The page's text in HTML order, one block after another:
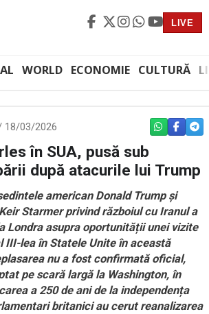
LIVE
WORLD ECONOMIE CULTURĂ
18/03/2026 WHATSAPP
în SUA, pusă sub
după atacurile lui Trump
american Donald Trump și
Starmer privind războiul cu Iranul a
Londra asupra oportunității unei vizite
III-lea în Statele Unite în această
nu a fost confirmată oficial,
pe scară largă la Washington, în
a 250 de ani de la independența
britanici au cerut reanalizarea